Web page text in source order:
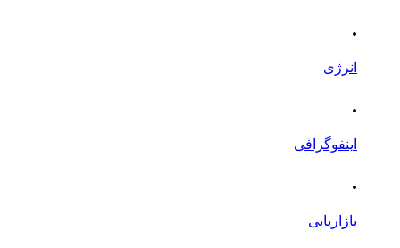
.
انرژی
.
اینفوگرافی
.
بازاریابی